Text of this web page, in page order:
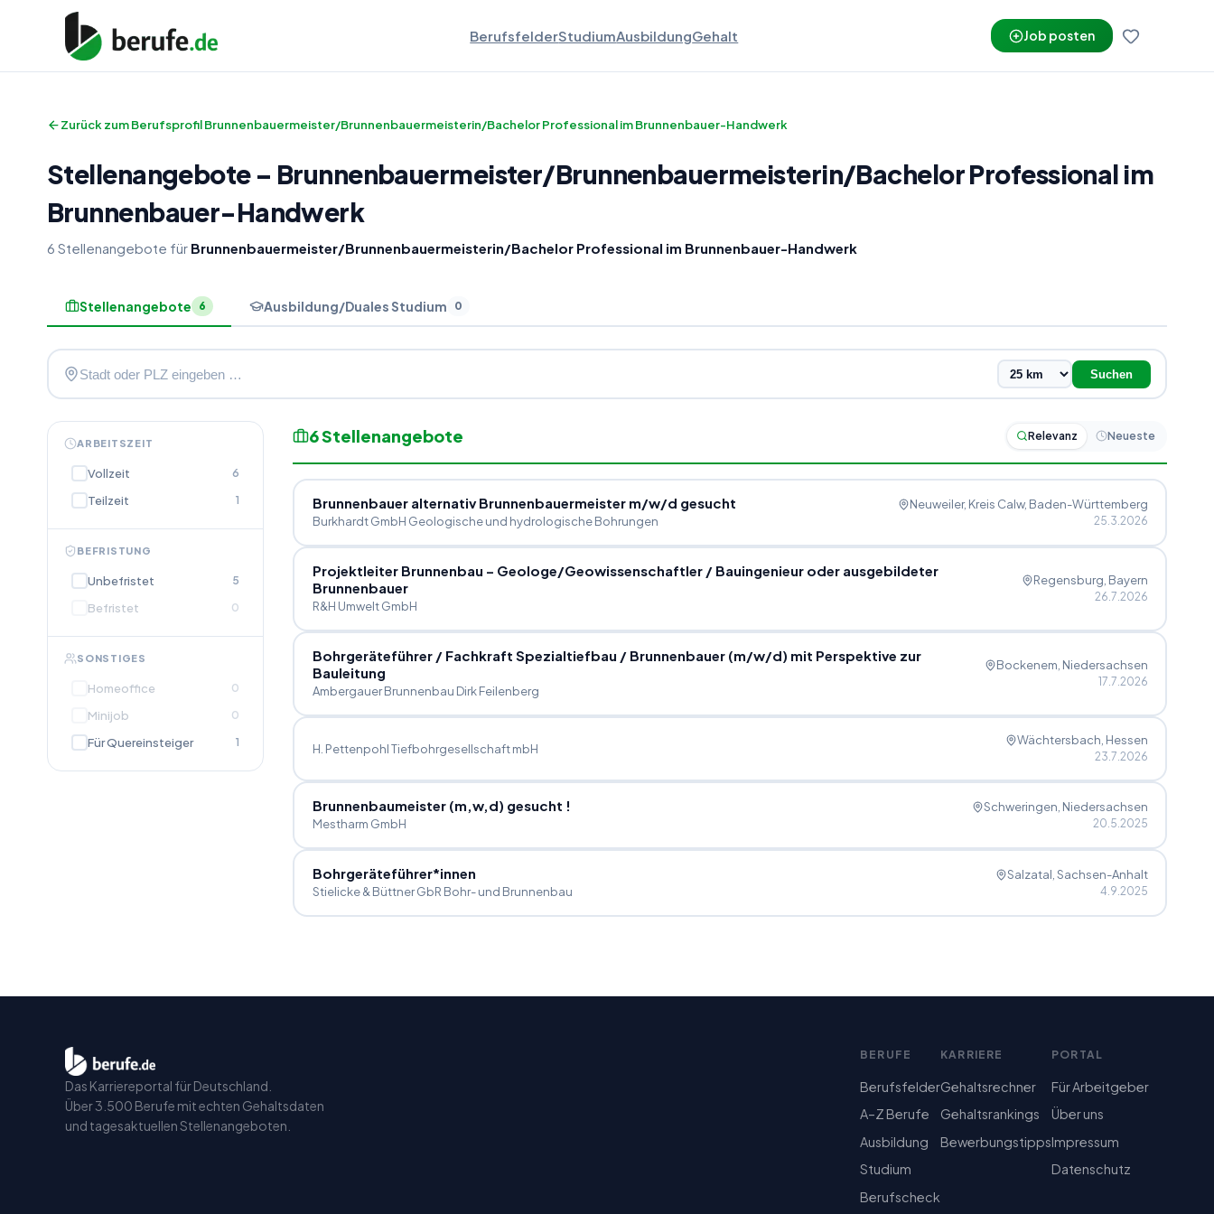
BerufsfelderStudiumAusbildungGehalt Job posten
Zurück zum BerufsprofilBrunnenbauermeister/Brunnenbauermeisterin/Bachelor Professional im Brunnenbauer-Handwerk
Stellenangebote– Brunnenbauermeister/Brunnenbauermeisterin/Bachelor Professional im
Brunnenbauer-Handwerk
6 Stellenangebote für Brunnenbauermeister/Brunnenbauermeisterin/Bachelor Professional im Brunnenbauer-Handwerk
Stellenangebote 6 Ausbildung/Duales Studium 0
Suchen
ARBEITSZEIT
Vollzeit 6
Teilzeit 1
BEFRISTUNG
Unbefristet 5
Befristet 0
SONSTIGES
Homeoffice 0
Minijob 0
Für Quereinsteiger 1
6Stellenangebote Relevanz Neueste
Brunnenbauer alternativ Brunnenbauermeister m/w/d gesucht
Burkhardt GmbH Geologische und hydrologische Bohrungen
Neuweiler, Kreis Calw, Baden-Württemberg
25.3.2026
Projektleiter Brunnenbau – Geologe/Geowissenschaftler /Bauingenieur oder ausgebildeter
Brunnenbauer
R&H Umwelt GmbH
Regensburg , Bayern
26.7.2026
Bohrgeräteführer /Fachkraft Spezialtiefbau /Brunnenbauer (m/w/d) mit Perspektive zur
Bauleitung
Ambergauer Brunnenbau Dirk Feilenberg
Bockenem , Niedersachsen
17.7.2026
H. Pettenpohl Tiefbohrgesellschaft mbH
Wächtersbach , Hessen
23.7.2026
Brunnenbaumeister (m,w,d) gesucht !
Mestharm GmbH
Schweringen , Niedersachsen
20.5.2025
Bohrgeräteführer*innen
Stielicke & Büttner GbR Bohr- und Brunnenbau
Salzatal , Sachsen-Anhalt
4.9.2025
Das Karriereportal für Deutschland.
Über 3.500 Berufe mit echten Gehaltsdaten
und tagesaktuellen Stellenangeboten.
BERUFE
Berufsfelder
A–Z Berufe
Ausbildung
Studium
Berufscheck
KARRIERE
Gehaltsrechner
Gehaltsrankings
Bewerbungstipps
PORTAL
Für Arbeitgeber
Über uns
Impressum
Datenschutz